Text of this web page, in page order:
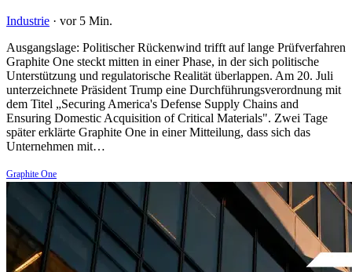
Industrie · vor 5 Min.
Ausgangslage: Politischer Rückenwind trifft auf lange Prüfverfahren
Graphite One steckt mitten in einer Phase, in der sich politische
Unterstützung und regulatorische Realität überlappen. Am 20. Juli
unterzeichnete Präsident Trump eine Durchführungsverordnung mit
dem Titel „Securing America's Defense Supply Chains and
Ensuring Domestic Acquisition of Critical Materials". Zwei Tage
später erklärte Graphite One in einer Mitteilung, dass sich das
Unternehmen mit…
Graphite One